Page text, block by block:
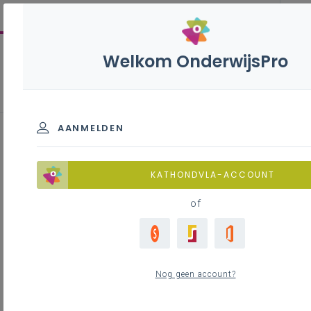
Katholiek Onderwijs Vlaanderen
Inhoudstafel
Wat verbetert er voor jou?
Waarom deze versterking?
Hoe onze organisatie voortaan werkt
Samen zetten we deze nieuwe structuur om in
Welkom OnderwijsPro
AANMELDEN
KATHONDVLA-ACCOUNT
of
Nog geen account?